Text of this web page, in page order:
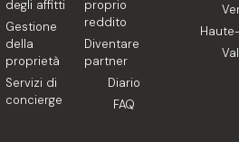
degli affitti
Gestione
della
proprietà
Servizi di
concierge
proprio
reddito
Diventare
partner
Diario
FAQ